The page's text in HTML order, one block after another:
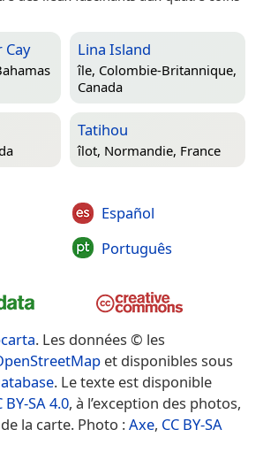
Lina Island
île, Colombie-Britannique,
Canada
Tatihou
îlot, Normandie, France
Español
Português
. Les données © les
et disponibles sous
. Le texte est disponible
BY-SA 4.0, à l’exception des photos,
la carte. Photo :Axe, CC BY-SA